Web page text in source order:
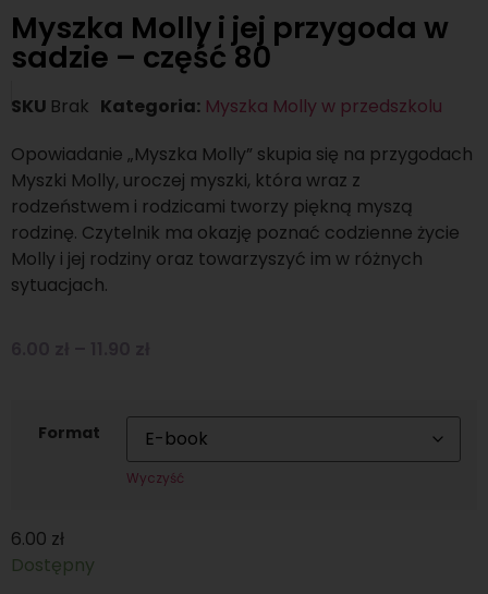
Myszka Molly i jej przygoda w
sadzie – część 80
SKU Brak Kategoria: Myszka Molly w przedszkolu
Opowiadanie „Myszka Molly” skupia się na przygodach
Myszki Molly, uroczej myszki, która wraz z
rodzeństwem i rodzicami tworzy piękną myszą
rodzinę. Czytelnik ma okazję poznać codzienne życie
Molly i jej rodziny oraz towarzyszyć im w różnych
sytuacjach.
Format
Wyczyść
6.00 zł
Dostępny